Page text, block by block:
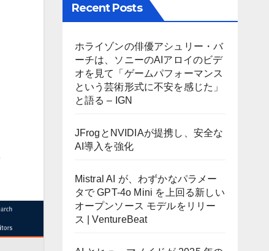
Recent Posts
ホライゾンの俳優アシュリー・バ
ーチは、ソニーのAIアロイのビデ
オを見て「ゲームパフォーマンス
という芸術形式に不安を感じた」
と語る – IGN
JFrogとNVIDIAが提携し、安全な
AI導入を強化
Mistral AI が、わずかなパラメー
タで GPT-4o Mini を上回る新しい
オープンソース モデルをリリー
ス | VentureBeat